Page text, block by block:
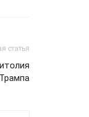
статья